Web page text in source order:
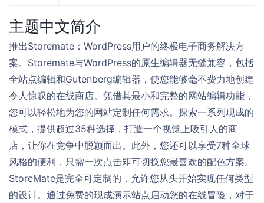
主题中文简介
推出Storemate：WordPress用户的终极电子商务解决方
案。Storemate与WordPress的原生编辑器无缝兼容，包括
全站点编辑和Gutenberg编辑器，使您能够毫不费力地创建
令人惊叹的在线商店。凭借其最小和完整的网站编辑功能，
您可以轻松地为您的网站定制任何需求。探索一系列现成的
模式，提供超过35种选择，打造一个视觉上吸引人的商
店，让你在竞争中脱颖而出。此外，您还可以享受7种全球
风格的便利，只需一次点击即可切换您最喜欢的配色方案。
StoreMate是完全可定制的，允许您从头开始实现任何类型
的设计。通过免费的现成演示站点启动您的在线冒险，对于